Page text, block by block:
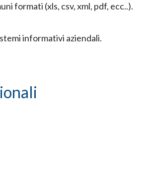
formati (xls, csv, xml, pdf, ecc..).
informativi aziendali.